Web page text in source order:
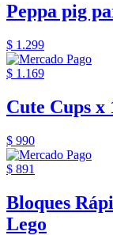
Peppa pig
$ 1.299
$ 1.169
Cute Cups
$ 990
$ 891
Bloques
Lego